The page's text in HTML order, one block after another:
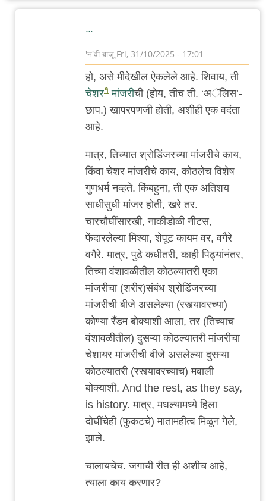
…
'न'वी बाजू Fri, 31/10/2025 - 17:01
In
reply
to
न्यूटनची
anant_yaatree
हो, असे मीदेखील ऐकलेले आहे. शिवाय, ती
चेशर१ मांजरीची (होय, तीच ती. ‘अॅलिस’-
छाप.) खापरपणजी होती, अशीही एक वदंता
आहे.
मात्र, तिच्यात श्रोडिंजरच्या मांजरीचे काय,
किंवा चेशर मांजरीचे काय, कोठलेच विशेष
गुणधर्म नव्हते. किंबहुना, ती एक अतिशय
साधीसुधी मांजर होती, खरे तर.
चारचौघींसारखी, नाकीडोळी नीटस,
फेंदारलेल्या मिश्या, शेपूट कायम वर, वगैरे
वगैरे. मात्र, पुढे कधीतरी, काही पिढ्यांनंतर,
तिच्या वंशावळीतील कोठल्यातरी एका
मांजरीचा (शरीर)संबंध श्रोडिंजरच्या
मांजरीची बीजे असलेल्या (रस्त्यावरच्या)
कोण्या रँडम बोक्याशी आला, तर (तिच्याच
वंशावळीतील) दुसऱ्या कोठल्यातरी मांजरीचा
चेशायर मांजरीची बीजे असलेल्या दुसऱ्या
कोठल्यातरी (रस्त्यावरच्याच) मवाली
बोक्याशी. And the rest, as they say,
is history. मात्र, मधल्यामध्ये हिला
दोघींचेही (फुकटचे) मातामहीत्व मिळून गेले,
झाले.
चालायचेच. जगाची रीत ही अशीच आहे,
त्याला काय करणार?